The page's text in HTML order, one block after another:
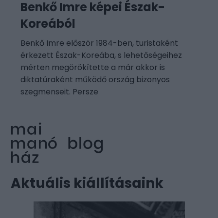
Benkő Imre képei Észak-
Koreából
Benkő Imre először 1984-ben, turistaként
érkezett Észak-Koreába, s lehetőségeihez
mérten megörökítette a már akkor is
diktatúraként működő ország bizonyos
szegmenseit. Persze
Aktuális kiállításaink